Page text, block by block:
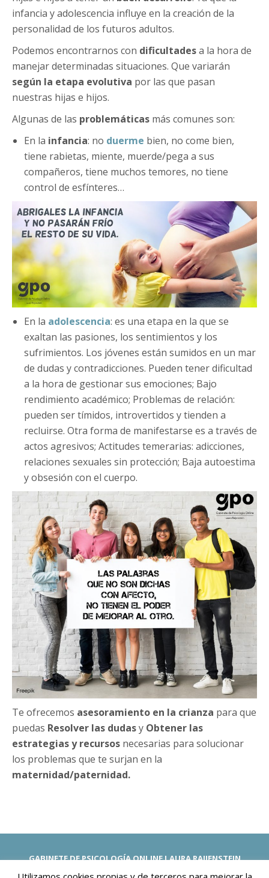
infancia y adolescencia influye en la creación de la
personalidad de los futuros adultos.
Podemos encontrarnos con dificultadesa la hora de
manejar determinadas situaciones. Que variarán
según la etapa evolutiva por las que pasan
nuestras hijas e hijos.
Algunas de las problemáticas más comunes son:
En la infancia: no duerme bien, no come bien,
tiene rabietas, miente, muerde/pega a sus
compañeros, tiene muchos temores, no tiene
control de esfínteres…
En la adolescencia: es una etapa en la que se
exaltan las pasiones, los sentimientos y los
sufrimientos. Los jóvenes están sumidos en un mar
de dudas y contradicciones. Pueden tener dificultad
a la hora de gestionar sus emociones; Bajo
rendimiento académico; Problemas de relación:
pueden ser tímidos, introvertidos y tienden a
recluirse. Otra forma de manifestarse es a través de
actos agresivos; Actitudes temerarias: adicciones,
relaciones sexuales sin protección; Baja autoestima
y obsesión con el cuerpo.
Te ofrecemos asesoramiento en la crianza para que
puedas Resolver las dudasy Obtener las
estrategias y recursos necesarias para solucionar
los problemas que te surjan en la
maternidad/paternidad.
GABINETE DE PSICOLOGÍA ONLINE LAURA RAIJENSTEIN
Psicólogas Españolas. -Priorizamos tu Salud Mental y Emocional-